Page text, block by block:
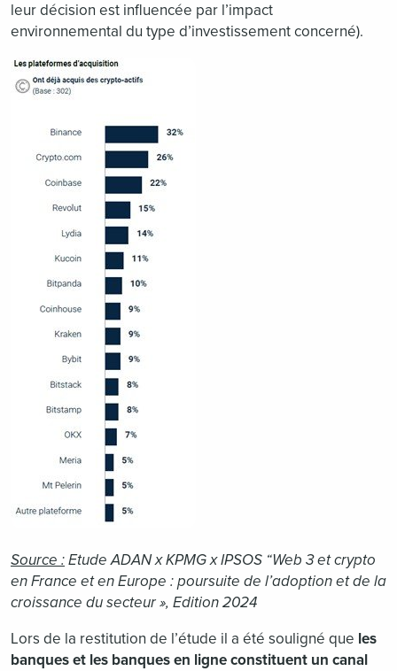
leur décision est influencée par l’impact
environnemental du type d’investissement concerné).
Source :Etude ADAN x KPMG x IPSOS “Web 3 et crypto
en France et en Europe : poursuite de l’adoption et de la
croissance du secteur », Edition 2024
Lors de la restitution de l’étude il a été souligné que les
banques et les banques en ligne constituent un canal